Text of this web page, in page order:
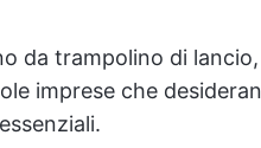
da trampolino di
imprese che